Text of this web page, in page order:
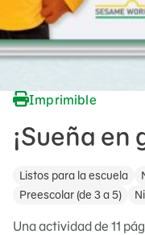
Imprimible
¡Sueña en
Listos para la escuela
Preescolar (de 3 a 5)
Una actividad de 11